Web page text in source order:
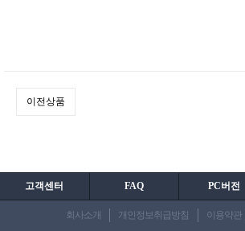
이전상품
고객센터 FAQ PC버전
회사소개 개인정보취급방침 이용약관